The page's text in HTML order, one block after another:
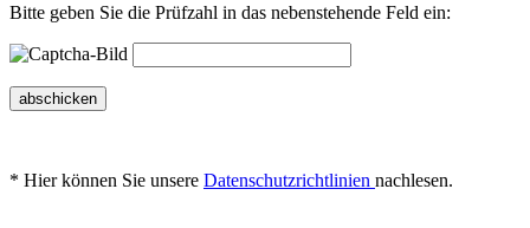
Bitte geben Sie die Prüfzahl in das nebenstehende Feld ein:
abschicken
* Hier können Sie unsere Datenschutzrichtlinien nachlesen.